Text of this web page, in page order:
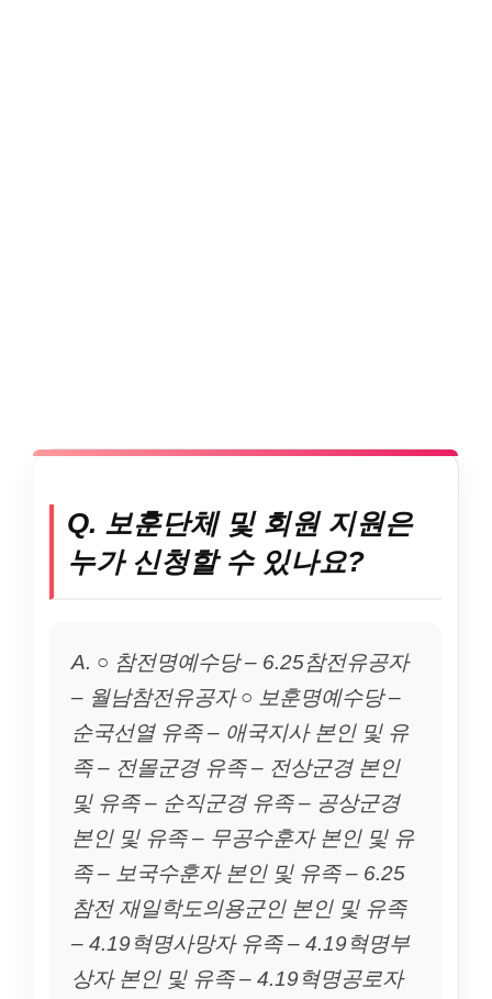
Q. 보훈단체 및 회원 지원은
누가 신청할 수 있나요?
A. ○ 참전명예수당 – 6.25참전유공자
– 월남참전유공자 ○ 보훈명예수당 –
순국선열 유족 – 애국지사 본인 및 유
족 – 전몰군경 유족 – 전상군경 본인
및 유족 – 순직군경 유족 – 공상군경
본인 및 유족 – 무공수훈자 본인 및 유
족 – 보국수훈자 본인 및 유족 – 6.25
참전 재일학도의용군인 본인 및 유족
– 4.19혁명사망자 유족 – 4.19혁명부
상자 본인 및 유족 – 4.19혁명공로자